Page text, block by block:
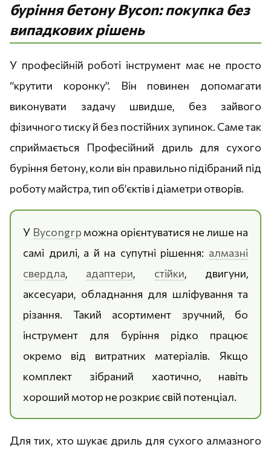
буріння бетону Bycon: покупка без
випадкових рішень
У професійній роботі інструмент має не просто
“крутити коронку”. Він повинен допомагати
виконувати задачу швидше, без зайвого
фізичного тиску й без постійних зупинок. Саме так
сприймається Професійний дриль для сухого
буріння бетону, коли він правильно підібраний під
роботу майстра, тип об’єктів і діаметри отворів.
У Bycongrp можна орієнтуватися не лише на
самі дрилі, а й на супутні рішення: алмазні
свердла, адаптери, стійки, двигуни,
аксесуари, обладнання для шліфування та
різання. Такий асортимент зручний, бо
інструмент для буріння рідко працює
окремо від витратних матеріалів. Якщо
комплект зібраний хаотично, навіть
хороший мотор не розкриє свій потенціал.
Для тих, хто шукає дриль для сухого алмазного